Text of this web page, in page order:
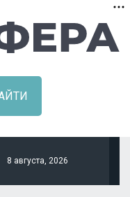
8 августа, 2026